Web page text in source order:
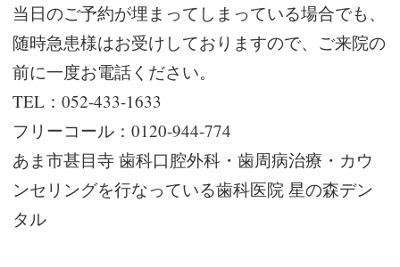
当日のご予約が埋まってしまっている場合でも、
随時急患様はお受けしておりますので、ご来院の
前に一度お電話ください。
TEL：052-433-1633
フリーコール：0120-944-774
あま市甚目寺 歯科口腔外科・歯周病治療・カウ
ンセリングを行なっている歯科医院 星の森デン
タル